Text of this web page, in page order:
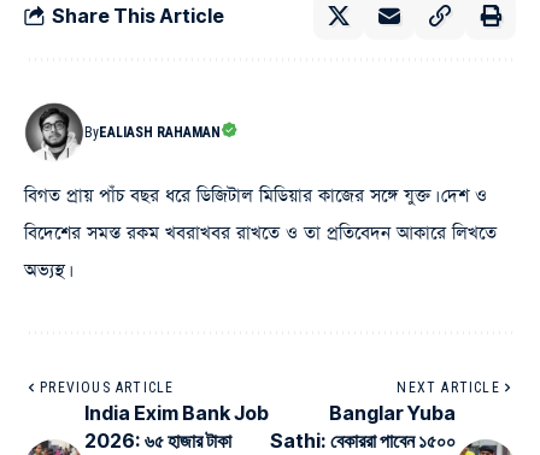
Share This Article
ByEALIASH RAHAMAN
বিগত প্রায় পাঁচ বছর ধরে ডিজিটাল মিডিয়ার কাজের সঙ্গে যুক্ত। দেশ ও
বিদেশের সমস্ত রকম খবরাখবর রাখতে ও তা প্রতিবেদন আকারে লিখতে
অভ্যস্থ।
PREVIOUS ARTICLE
India Exim Bank Job
2026: ৬৫ হাজার টাকা
NEXT ARTICLE
Banglar Yuba
Sathi: বেকাররা পাবেন ১৫০০